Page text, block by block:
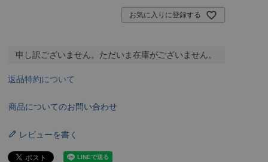
お気に入りに登録する
申し訳ございません。ただいま在庫がございません。
返品特約について
商品についてのお問い合わせ
レビューを書く